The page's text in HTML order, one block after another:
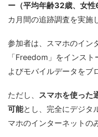
ー（平均年齢32歳、女性
カ月間の追跡調査を実施
参加者は、スマホのイン
「Freedom」をインス
よびモバイルデータをブ
ただし、 スマホを使った
可能とし、完全にデジタ
マホのインターネットの